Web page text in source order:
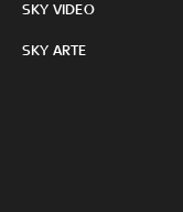
SKY VIDEO
SKY ARTE